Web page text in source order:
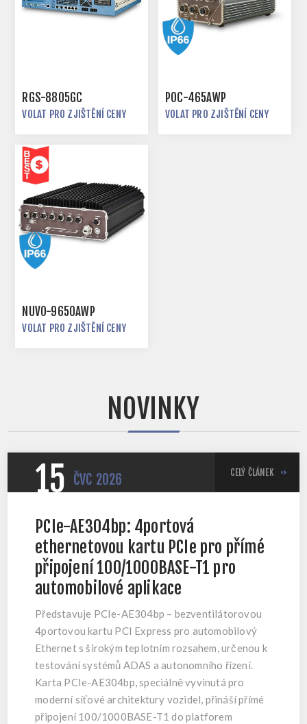
RGS-8805GC
VOLAT PRO ZJIŠTĚNÍ CENY
POC-465AWP
VOLAT PRO ZJIŠTĚNÍ CENY
NUVO-9650AWP
VOLAT PRO ZJIŠTĚNÍ CENY
NOVINKY
15 ČVC 2026 CELÝ ČLÁNEK
PCIe-AE304bp: 4portová
ethernetovou kartu PCIe pro přímé
připojení 100/1000BASE-T1 pro
automobilové aplikace
Představuje PCIe-AE304bp – bezventilátorovou
4portovou kartu PCI Express pro automobilový
Ethernet s širokým teplotním rozsahem, určenou k
testování systémů ADAS a autonomního řízení.
Karta PCIe-AE304bp, speciálně vyvinutá pro
moderní síťové architektury vozidel, přináší přímé
připojení 100/1000BASE-T1 do platforem